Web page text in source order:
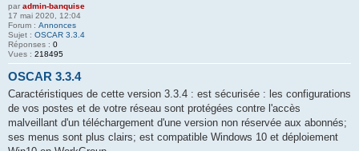
par admin-banquise
17 mai 2020, 12:04
Forum : Annonces
Sujet : OSCAR 3.3.4
Réponses : 0
Vues : 218495
OSCAR 3.3.4
Caractéristiques de cette version 3.3.4 : est sécurisée : les configurations
de vos postes et de votre réseau sont protégées contre l'accès
malveillant d'un téléchargement d'une version non réservée aux abonnés;
ses menus sont plus clairs; est compatible Windows 10 et déploiement